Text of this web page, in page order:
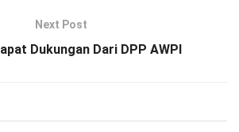
Next Post
Dukungan Dari DPP AWPI